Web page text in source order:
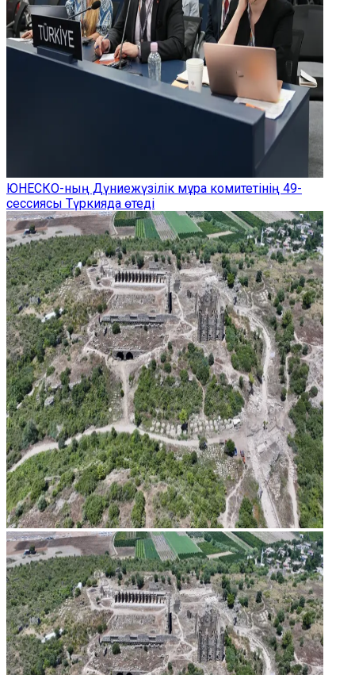
ЮНЕСКО-ның Дүниежүзілік мұра комитетінің 49-
сессиясы Түркияда өтеді